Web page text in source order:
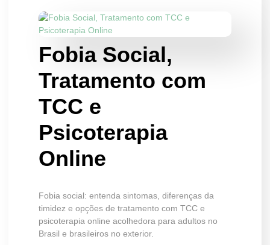
Fobia Social,
Tratamento com
TCC e
Psicoterapia
Online
Fobia social: entenda sintomas, diferenças da
timidez e opções de tratamento com TCC e
psicoterapia online acolhedora para adultos no
Brasil e brasileiros no exterior.